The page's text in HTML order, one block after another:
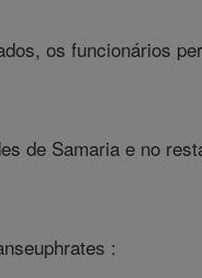
os funcionários
de Samaria e no
: